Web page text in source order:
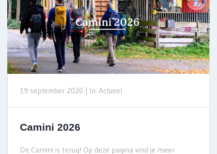
19 september 2026 | In: Actueel
Camini 2026
De Camini is terug! Op deze pagina vind je meer